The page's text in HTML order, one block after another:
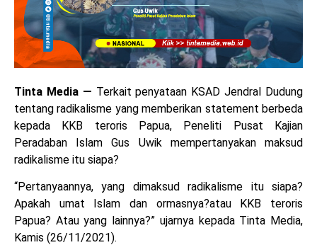
Tinta Media— Terkait penyataan KSAD Jendral Dudung
tentang radikalisme yang memberikan statement berbeda
kepada KKB teroris Papua, Peneliti Pusat Kajian
Peradaban Islam Gus Uwik mempertanyakan maksud
radikalisme itu siapa?
“Pertanyaannya, yang dimaksud radikalisme itu siapa?
Apakah umat Islam dan ormasnya?atau KKB teroris
Papua? Atau yang lainnya?” ujarnya kepada Tinta Media,
Kamis (26/11/2021).